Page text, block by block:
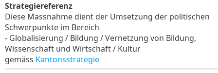
Strategiereferenz
Diese Massnahme dient der Umsetzung der politischen
Schwerpunkte im Bereich
- Globalisierung / Bildung / Vernetzung von Bildung,
Wissenschaft und Wirtschaft / Kultur
gemäss Kantonsstrategie